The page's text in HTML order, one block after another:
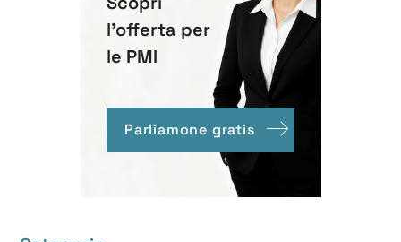
l'offerta per
le PMI
Parliamone gratis